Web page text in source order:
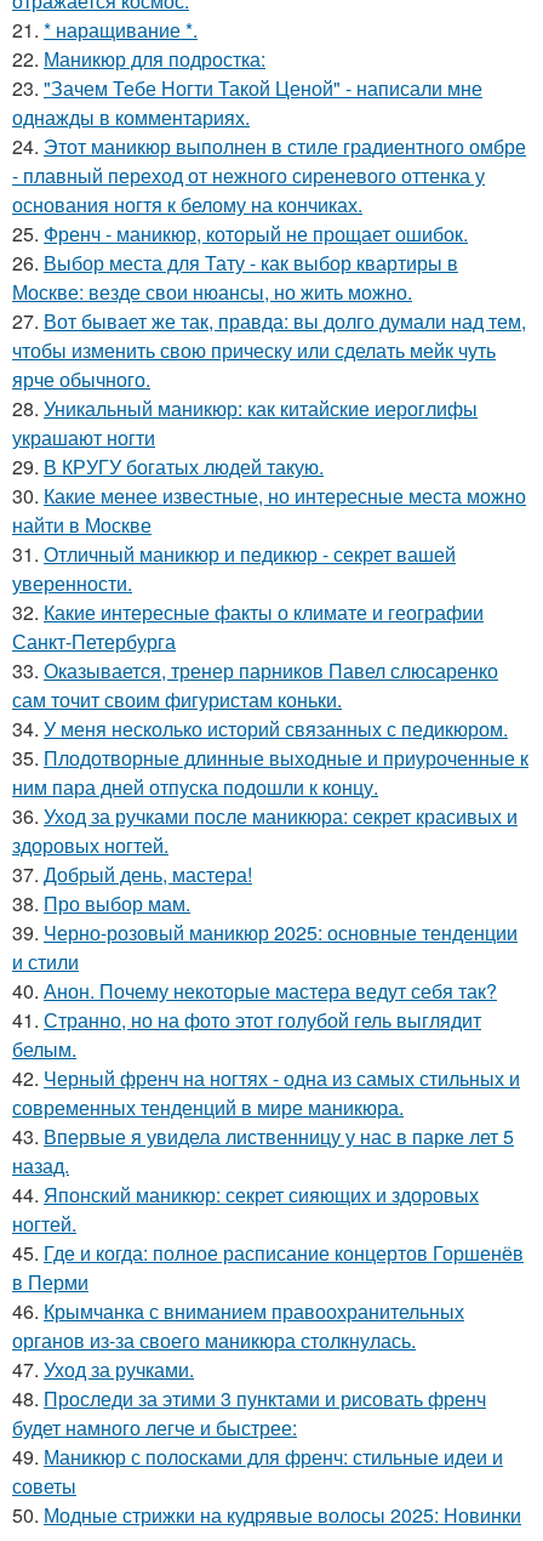
21. * наращивание *.
22. Маникюр для подростка:
23. "Зачем Тебе Ногти Такой Ценой" - написали мне
однажды в комментариях.
24. Этот маникюр выполнен в стиле градиентного омбре
- плавный переход от нежного сиреневого оттенка у
основания ногтя к белому на кончиках.
25. Френч - маникюр, который не прощает ошибок.
26. Выбор места для Тату - как выбор квартиры в
Москве: везде свои нюансы, но жить можно.
27. Вот бывает же так, правда: вы долго думали над тем,
чтобы изменить свою прическу или сделать мейк чуть
ярче обычного.
28. Уникальный маникюр: как китайские иероглифы
украшают ногти
29. В КРУГУ богатых людей такую.
30. Какие менее известные, но интересные места можно
найти в Москве
31. Отличный маникюр и педикюр - секрет вашей
уверенности.
32. Какие интересные факты о климате и географии
Санкт-Петербурга
33. Оказывается, тренер парников Павел слюсаренко
сам точит своим фигуристам коньки.
34. У меня несколько историй связанных с педикюром.
35. Плодотворные длинные выходные и приуроченные к
ним пара дней отпуска подошли к концу.
36. Уход за ручками после маникюра: секрет красивых и
здоровых ногтей.
37. Добрый день, мастера!
38. Про выбор мам.
39. Черно-розовый маникюр 2025: основные тенденции
и стили
40. Анон. Почему некоторые мастера ведут себя так?
41. Странно, но на фото этот голубой гель выглядит
белым.
42. Черный френч на ногтях - одна из самых стильных и
современных тенденций в мире маникюра.
43. Впервые я увидела лиственницу у нас в парке лет 5
назад.
44. Японский маникюр: секрет сияющих и здоровых
ногтей.
45. Где и когда: полное расписание концертов Горшенёв
в Перми
46. Крымчанка с вниманием правоохранительных
органов из-за своего маникюра столкнулась.
47. Уход за ручками.
48. Проследи за этими 3 пунктами и рисовать френч
будет намного легче и быстрее:
49. Маникюр с полосками для френч: стильные идеи и
советы
50. Модные стрижки на кудрявые волосы 2025: Новинки